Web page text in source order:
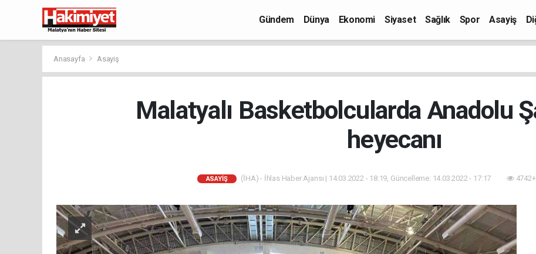
Gündem Dünya Ekonomi Siyaset Sağlık Spor Asayiş
Anasayfa Asayiş
Malatyalı Basketbolcularda Anadolu
heyecanı
ASAYIŞ (İHA) - İhlas Haber Ajansı | 14.03.2022 - 18:19, Güncelleme: 14.03.2022 - 17:17